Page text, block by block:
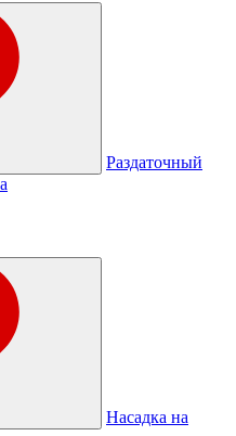
Раздаточный
Насадка на